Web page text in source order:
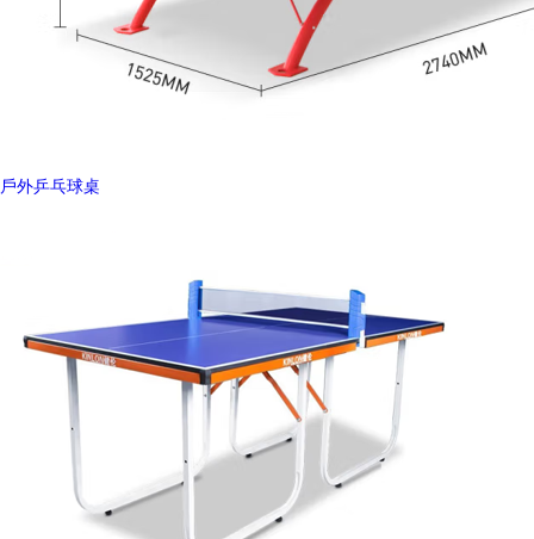
戶外乒乓球桌